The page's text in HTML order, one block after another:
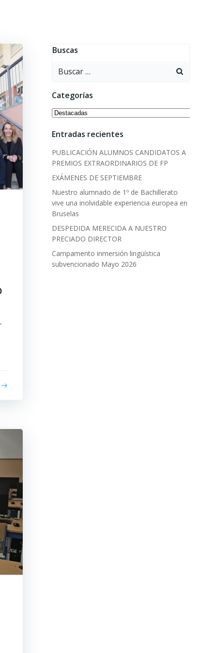
Buscas
Buscar:
Categorías
Categorías
Entradas recientes
PUBLICACIÓN ALUMNOS CANDIDATOS A
PREMIOS EXTRAORDINARIOS DE FP
EXÁMENES DE SEPTIEMBRE
Nuestro alumnado de 1º de Bachillerato
vive una inolvidable experiencia europea en
Bruselas
DESPEDIDA MERECIDA A NUESTRO
PRECIADO DIRECTOR
Campamento inmersión lingüística
subvencionado Mayo 2026